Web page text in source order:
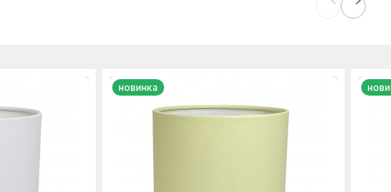
новинка